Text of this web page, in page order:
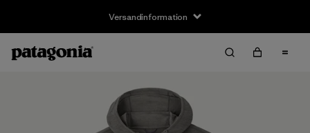
Versandinformation